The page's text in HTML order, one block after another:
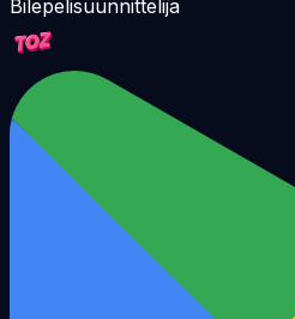
Bilepelisuunnittelija